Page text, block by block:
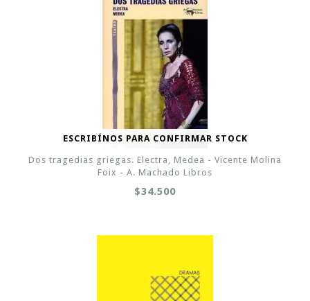
ESCRIBÍNOS PARA CONFIRMAR STOCK
Dos tragedias griegas. Electra, Medea - Vicente Molina
Foix - A. Machado Libros
$34.500